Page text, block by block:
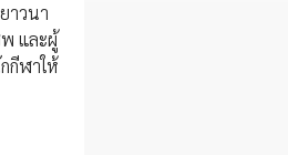
าวนา
และผู้
กีฬาให้